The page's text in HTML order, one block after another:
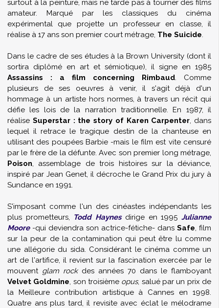
surtout à la peinture, mais ne tarde pas à tourner des films
amateur. Marqué par les classiques du cinéma
expérimental que projette un professeur en classe, il
réalise à 17 ans son premier court métrage, The Suicide.
Dans le cadre de ses études à la Brown University (dont il
sortira diplômé en art et sémiotique), il signe en 1985
Assassins : a film concerning Rimbaud. Comme
plusieurs de ses oeuvres à venir, il s'agit déjà d'un
hommage à un artiste hors normes, à travers un récit qui
défie les lois de la narration traditionnelle. En 1987, il
réalise Superstar : the story of Karen Carpenter, dans
lequel il retrace le tragique destin de la chanteuse en
utilisant des poupées Barbie -mais le film est vite censuré
par le frère de la défunte. Avec son premier long métrage,
Poison, assemblage de trois histoires sur la déviance,
inspiré par Jean Genet, il décroche le Grand Prix du jury à
Sundance en 1991.
S'imposant comme l'un des cinéastes indépendants les
plus prometteurs, Todd Haynesdirige en 1995Julianne
Moore-qui deviendra son actrice-fétiche- dans Safe, film
sur la peur de la contamination qui peut être lu comme
une allégorie du sida. Considérant le cinéma comme un
art de l'artifice, il revient sur la fascination exercée par le
mouvent glam rockdes années 70 dans le flamboyant
Velvet Goldmine, son troisième opus, salué par un prix de
la Meilleure contribution artistique à Cannes en 1998.
Quatre ans plus tard, il revisite avec éclat le mélodrame